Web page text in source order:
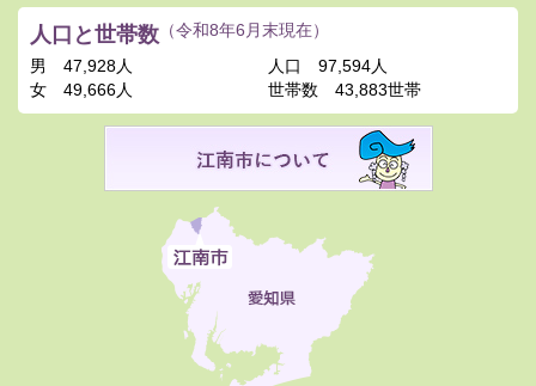
人口と世帯数 （令和8年6月末現在）
男
47,928人
女
49,666人
人口
97,594人
世帯数
43,883世帯